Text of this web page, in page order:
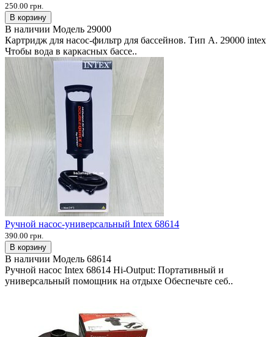
250.00 грн.
В корзину
В наличии Модель 29000
Картридж для насос-фильтр для бассейнов. Тип А. 29000 intex
Чтобы вода в каркасных бассе..
Ручной насос-универсальный Intex 68614
390.00 грн.
В корзину
В наличии Модель 68614
Ручной насос Intex 68614 Hi-Output: Портативный и
универсальный помощник на отдыхе Обеспечьте себ..